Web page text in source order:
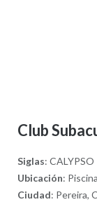
Club
Siglas: CALYPSO
Ubicación:
Ciudad: Pereira,